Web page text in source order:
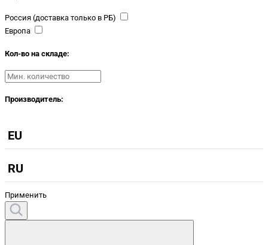
Россия (доставка только в РБ)
Европа
Кол-во на складе:
Производитель:
EU
RU
Применить